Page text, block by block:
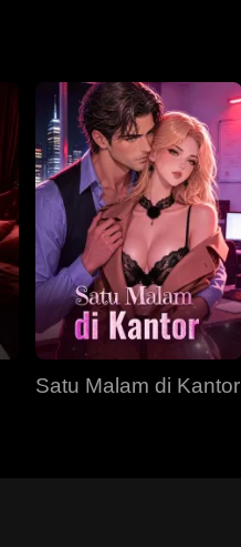
Satu Malam di Kantor